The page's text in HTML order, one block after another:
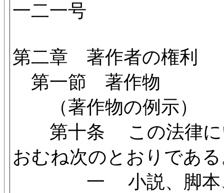
一二一号
第二章 著作者の権利
第一節 著作物
（著作物の例示）
第十条 この法律に
おむね次のとおりであ
一 小説、脚本、論